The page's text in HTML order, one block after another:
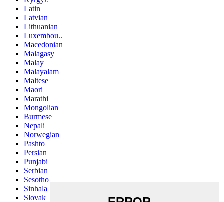
Latin
Latvian
Lithuanian
Luxembou..
Macedonian
Malagasy
Malay
Malayalam
Maltese
Maori
Marathi
Mongolian
Burmese
Nepali
Norwegian
Pashto
Persian
Punjabi
Serbian
Sesotho
Sinhala
Slovak